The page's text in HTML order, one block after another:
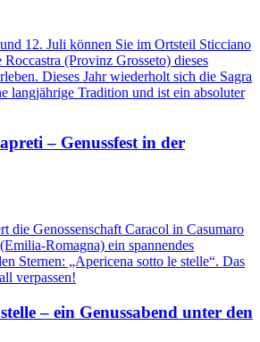
– Genussfest in der
– ein Genussabend unter den